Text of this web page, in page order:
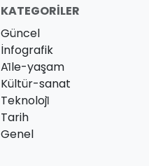
KATEGORILER
Güncel
İnfografik
Ai̇le-yaşam
Kültür-sanat
Teknoloji̇
Tarih
Genel